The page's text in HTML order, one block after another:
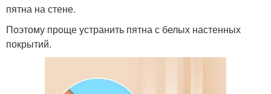
пятна на стене.
Поэтому проще устранить пятна с белых настенных
покрытий.